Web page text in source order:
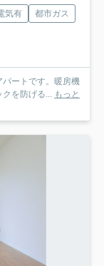
気有
都市ガス
ートです。暖房機
を防げる...
もっと